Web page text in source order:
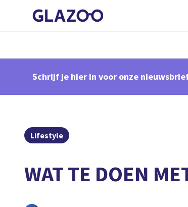
Schrijf je hier in voor onze
Lifestyle
WAT TE DOEN